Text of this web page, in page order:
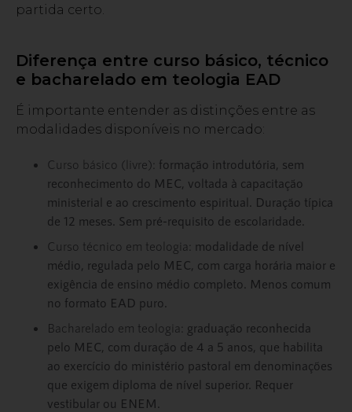
partida certo.
Diferença entre curso básico, técnico
e bacharelado em teologia EAD
É importante entender as distinções entre as
modalidades disponíveis no mercado:
Curso básico (livre): formação introdutória, sem
reconhecimento do MEC, voltada à capacitação
ministerial e ao crescimento espiritual. Duração típica
de 12 meses. Sem pré-requisito de escolaridade.
Curso técnico em teologia:
modalidade de nível
médio, regulada pelo MEC, com carga horária maior e
exigência de ensino médio completo. Menos comum
no formato EAD puro.
Bacharelado em teologia: graduação reconhecida
pelo MEC, com duração de 4 a 5 anos, que habilita
ao exercício do ministério pastoral em denominações
que exigem diploma de nível superior. Requer
vestibular ou ENEM.